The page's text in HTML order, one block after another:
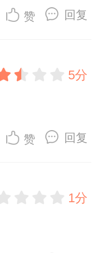
回复
赞
5分
回复
赞
1分